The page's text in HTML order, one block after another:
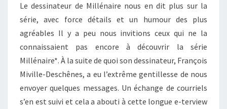
Le dessinateur de Millénaire nous en dit plus sur la
série, avec force détails et un humour des plus
agréables Il y a peu nous invitions ceux qui ne la
connaissaient pas encore à découvrir la série
Millénaire*. À la suite de quoi son dessinateur, François
Miville-Deschênes, a eu l’extrême gentillesse de nous
envoyer quelques messages. Un échange de courriels
s’en est suivi et cela a abouti à cette longue e-terview